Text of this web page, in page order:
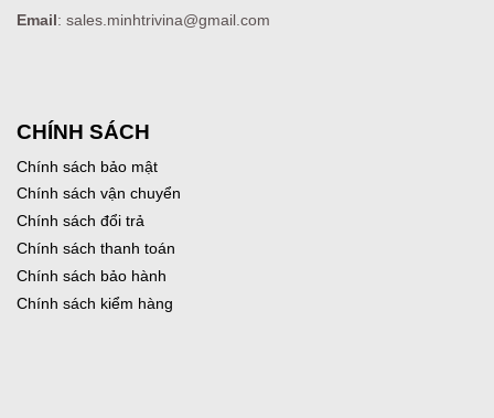
Email: sales.minhtrivina@gmail.com
CHÍNH SÁCH
Chính sách bảo mật
Chính sách vận chuyển
Chính sách đổi trả
Chính sách thanh toán
Chính sách bảo hành
Chính sách kiểm hàng